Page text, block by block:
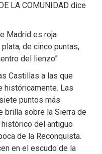
LA COMUNIDAD dice
Madrid es roja
de cinco puntas,
del lienzo”
Castillas a las que
históricamente. Las
puntos más
brilla sobre la Sierra de
del antiguo
de la Reconquista.
en el escudo de la